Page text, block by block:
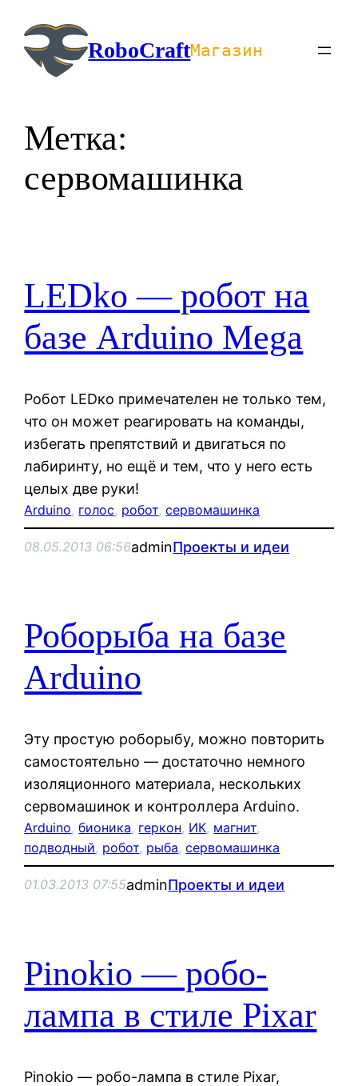
содержимомуRoboCraftМагазин
Метка:
сервомашинка
LEDko — робот на
базе Arduino Mega
Робот LEDко примечателен не только тем,
что он может реагировать на команды,
избегать препятствий и двигаться по
лабиринту, но ещё и тем, что у него есть
целых две руки!
Arduino, голос, робот, сервомашинка
08.05.2013 06:56adminПроекты и идеи
Роборыба на базе
Arduino
Эту простую роборыбу, можно повторить
самостоятельно — достаточно немного
изоляционного материала, нескольких
сервомашинок и контроллера Arduino.
Arduino, бионика, геркон, ИК, магнит
подводный, робот, рыба, сервомашинка
01.03.2013 07:55adminПроекты и идеи
Pinokio — робо-
лампа в стиле Pixar
Pinokio — робо-лампа в стиле Pixar,